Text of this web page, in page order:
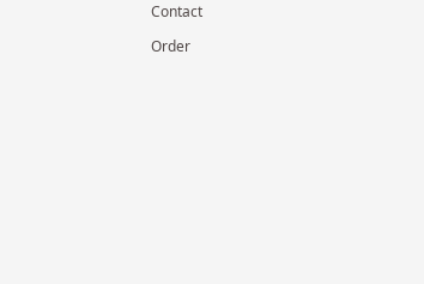
Contact
Order